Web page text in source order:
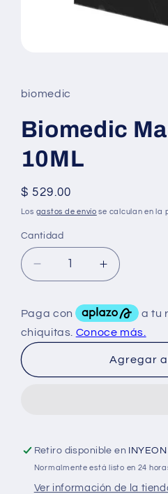
1
en
ventana
modal
biomedic
Biomedic
10ML
Precio
habitual
$ 529.00
Los gastos de envío se calculan en la
Cantidad
Reducir
cantidad
Biomedic
Masteron
100
Aumentar
cantidad
para
Biomedic
Masteron
100
10ML
Agregar
Retiro disponible en
Normalmente está listo en 24
Ver información de la